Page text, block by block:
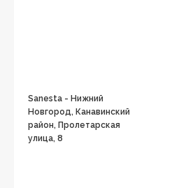
Sanesta - Нижний
Новгород, Канавинский
район, Пролетарская
улица, 8